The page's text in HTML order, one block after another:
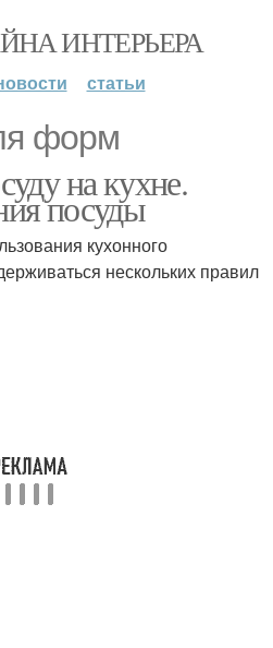
ИНТЕРЬЕРА
статьи
форм
на кухне.
посуды
кухонного
нескольких правил